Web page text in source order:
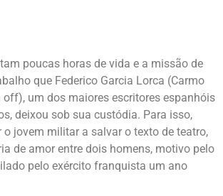
poucas horas de vida e a missão de
que Federico Garcia Lorca (Carmo
off), um dos maiores escritores espanhóis
deixou sob sua custódia. Para isso,
o jovem militar a salvar o texto de teatro,
de amor entre dois homens, motivo pelo
pelo exército franquista um ano